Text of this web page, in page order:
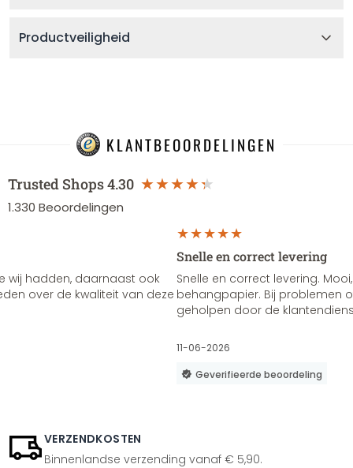
Productveiligheid
KLANTBEOORDELINGEN
Trusted Shops4.30
1.330 Beoordelingen
wij hadden, daarnaast ook
over de kwaliteit van deze
Snelle en correct levering
Snelle en correct levering.
behangpapier. Bij problemen
geholpen door de
11-06-2026
Geverifieerde beoordeling
VERZENDKOSTEN
Binnenlandse verzending vanaf € 5,90.